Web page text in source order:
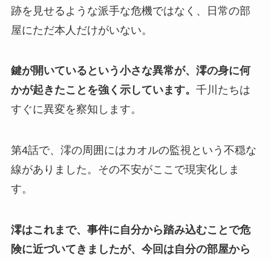
跡を見せるような派手な危機ではなく、日常の部
屋にただ本人だけがいない。
鍵が開いているという小さな異常が、澪の身に何
かが起きたことを強く示しています。 千川たちは
すぐに異変を察知します。
第4話で、澪の周囲にはカオルの監視という不穏な
線がありました。その不安がここで現実化しま
す。
澪はこれまで、事件に自分から踏み込むことで危
険に近づいてきましたが、今回は自分の部屋から